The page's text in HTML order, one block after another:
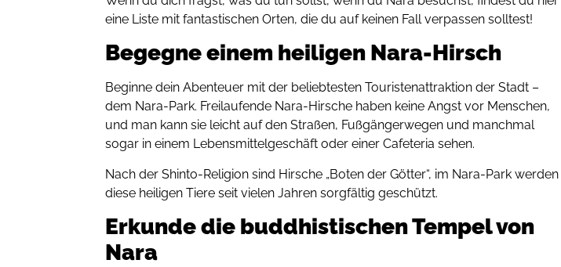
eine Liste mit fantastischen Orten, die du auf keinen Fall verpassen solltest!
Begegne einem heiligen Nara-Hirsch
Beginne dein Abenteuer mit der beliebtesten Touristenattraktion der Stadt –
dem Nara-Park. Freilaufende Nara-Hirsche haben keine Angst vor Menschen,
und man kann sie leicht auf den Straßen, Fußgängerwegen und manchmal
sogar in einem Lebensmittelgeschäft oder einer Cafeteria sehen.
Nach der Shinto-Religion sind Hirsche „Boten der Götter“, im Nara-Park werden
diese heiligen Tiere seit vielen Jahren sorgfältig geschützt.
Erkunde die buddhistischen Tempel von
Nara